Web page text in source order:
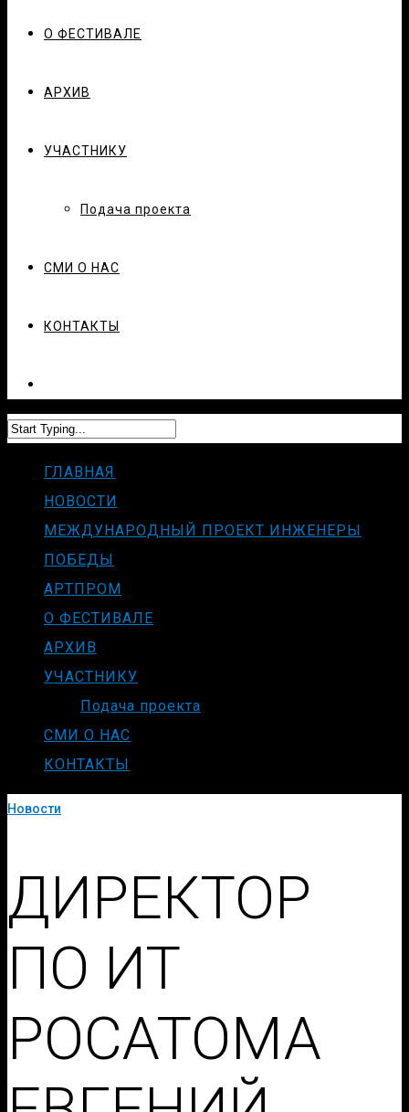
О ФЕСТИВАЛЕ
АРХИВ
УЧАСТНИКУ
Подача проекта
СМИ О НАС
КОНТАКТЫ
ГЛАВНАЯ
НОВОСТИ
МЕЖДУНАРОДНЫЙ ПРОЕКТ ИНЖЕНЕРЫ
ПОБЕДЫ
АРТПРОМ
О ФЕСТИВАЛЕ
АРХИВ
УЧАСТНИКУ
Подача проекта
СМИ О НАС
КОНТАКТЫ
Новости
ДИРЕКТОР
ПО ИТ
РОСАТОМА